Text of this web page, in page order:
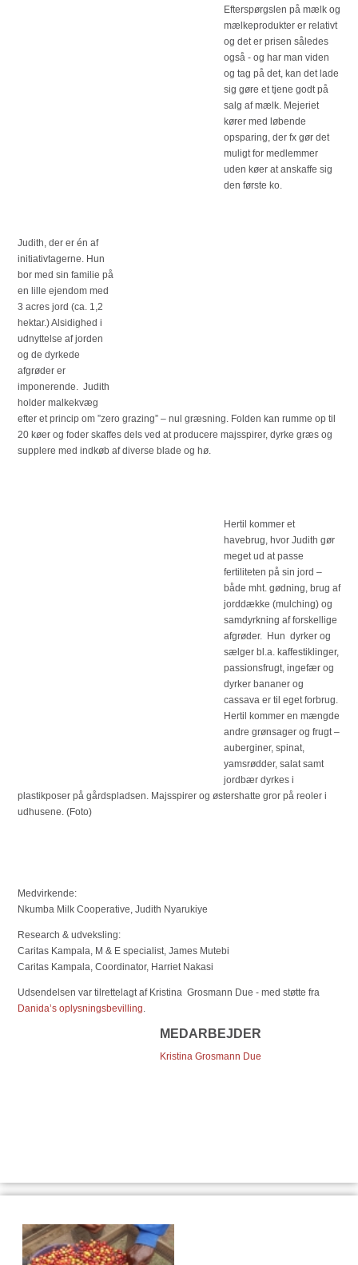
Efterspørgslen på mælk og
mælkeprodukter er relativt
og det er prisen således
også - og har man viden
og tag på det, kan det lade
sig gøre et tjene godt på
salg af mælk. Mejeriet
kører med løbende
opsparing, der fx gør det
muligt for medlemmer
uden køer at anskaffe sig
den første ko.
Judith, der er én af
initiativtagerne. Hun
bor med sin familie på
en lille ejendom med
3 acres jord (ca. 1,2
hektar.) Alsidighed i
udnyttelse af jorden
og de dyrkede
afgrøder er
imponerende. Judith
holder malkekvæg
efter et princip om ”zero grazing” – nul græsning. Folden kan rumme op til
20 køer og foder skaffes dels ved at producere majsspirer, dyrke græs og
supplere med indkøb af diverse blade og hø.
Hertil kommer et
havebrug, hvor Judith gør
meget ud at passe
fertiliteten på sin jord –
både mht. gødning, brug af
jorddække (mulching) og
samdyrkning af forskellige
afgrøder. Hun dyrker og
sælger bl.a. kaffestiklinger,
passionsfrugt, ingefær og
dyrker bananer og
cassava er til eget forbrug.
Hertil kommer en mængde
andre grønsager og frugt –
auberginer, spinat,
yamsrødder, salat samt
jordbær dyrkes i
plastikposer på gårdspladsen. Majsspirer og østershatte gror på reoler i
udhusene. (Foto)
Medvirkende:
Nkumba Milk Cooperative, Judith Nyarukiye
Research & udveksling:
Caritas Kampala, M & E specialist, James Mutebi
Caritas Kampala, Coordinator, Harriet Nakasi
Udsendelsen var tilrettelagt af Kristina Grosmann Due - med støtte fra
Danida’s oplysningsbevilling.
MEDARBEJDER
Kristina Grosmann Due